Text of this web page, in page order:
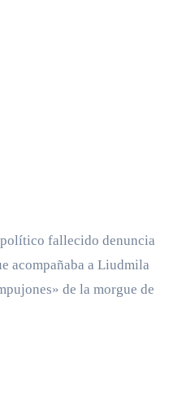
fallecido denuncia
acompañaba a Liudmila
de la morgue de